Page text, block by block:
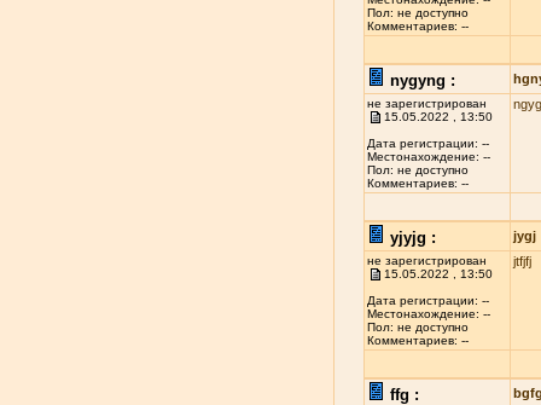
Пол: не доступно
Комментариев: --
nygyng :
не зарегистрирован
15.05.2022 , 13:50
Дата регистрации: --
Местонахождение: --
Пол: не доступно
Комментариев: --
yjyjg : jygj
не зарегистрирован
15.05.2022 , 13:50
Дата регистрации: --
Местонахождение: --
Пол: не доступно
Комментариев: --
jtfjfj
ffg :